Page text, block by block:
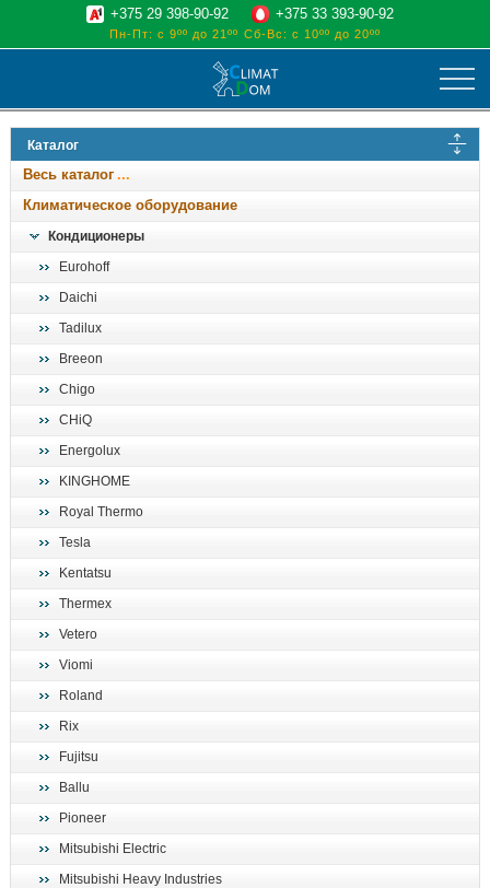
климат
отопительные котлы
водоснабжение
+375 29 398-90-92 +375 33 393-90-92
Пн-Пт: с 9ºº до 21ºº Сб-Вс: с 10ºº до 20ºº
Каталог
Весь каталог
Климатическое оборудование
Кондиционеры
Eurohoff
Daichi
Tadilux
Breeon
Chigo
CHiQ
Energolux
KINGHOME
Royal Thermo
Tesla
Kentatsu
Thermex
Vetero
Viomi
Roland
Rix
Fujitsu
Ballu
Pioneer
Mitsubishi Electric
Mitsubishi Heavy Industries